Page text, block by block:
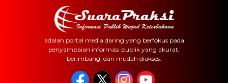
adalah portal media daring yang berfokus pada
penyampaian informasi publik yang akurat,
berimbang, dan mudah diakses.